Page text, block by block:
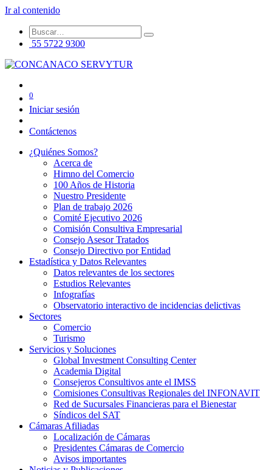
Ir al contenido
55 5722 9300
0
Iniciar sesión
Contáctenos
¿Quiénes Somos?
Acerca de
Himno del Comercio
100 Años de Historia
Nuestro Presidente
Plan de trabajo 2026
Comité Ejecutivo 2026
Comisión Consultiva Empresarial
Consejo Asesor Tratados
Consejo Directivo por Entidad
Estadística y Datos Relevantes
Datos relevantes de los sectores
Estudios Relevantes
Infografías
Observatorio interactivo de incidencias delictivas
Sectores
Comercio
Turismo
Servicios y Soluciones
Global Investment Consulting Center
Academia Digital
Consejeros Consultivos ante el IMSS
Comisiones Consultivas Regionales del INFONAVIT
Red de Sucursales Financieras para el Bienestar
Síndicos del SAT
Cámaras Afiliadas
Localización de Cámaras
Presidentes Cámaras de Comercio
Avisos importantes